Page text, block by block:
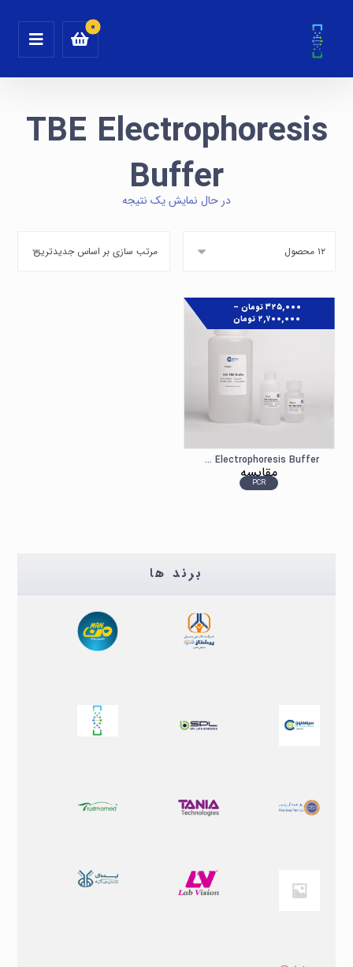
TBE Electrophoresis
Buffer
در حال نمایش یک نتیجه
TBE Electrophoresis Buffer سیناکلون
PCR
۳۲۵,۰۰۰ تومان –
۲,۷۰۰,۰۰۰ تومان
مقایسه
برند ها